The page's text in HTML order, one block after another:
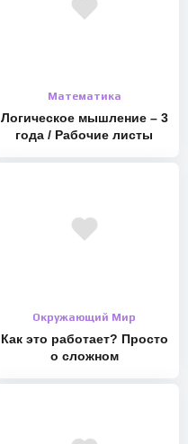
Математика
Логическое мышление – 3
года / Рабочие листы
Окружающий Мир
Как это работает? Просто
о сложном